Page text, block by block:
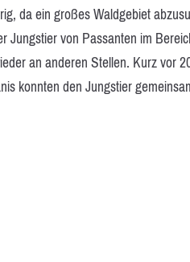
da ein großes Waldgebiet
Jungstier von Passanten im
an anderen Stellen. Kurz vor
konnten den Jungstier